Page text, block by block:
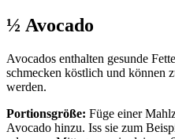
½ Avocado
Avocados enthalten gesunde
schmecken köstlich und können
werden.
Portionsgröße: Füge einer
Avocado hinzu. Iss sie zum